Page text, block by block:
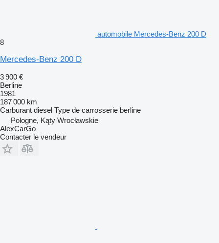
automobile Mercedes-Benz 200 D
8
Mercedes-Benz 200 D
3 900 €
Berline
1981
187 000 km
Carburant diesel Type de carrosserie berline
Pologne, Kąty Wrocławskie
AlexCarGo
Contacter le vendeur